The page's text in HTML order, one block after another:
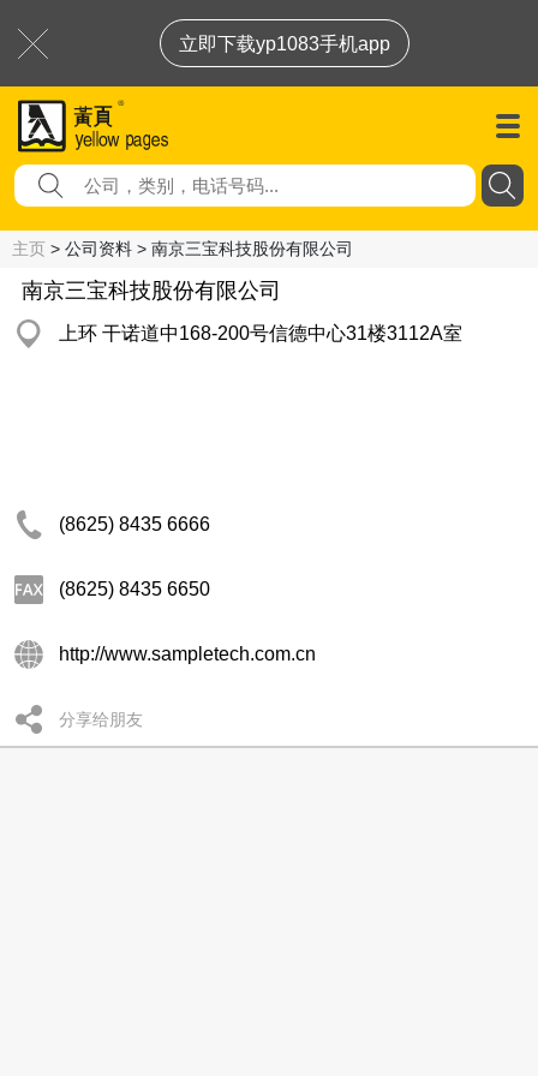
立即下载yp1083手机app
主页 > 公司资料 > 南京三宝科技股份有限公司
南京三宝科技股份有限公司
上环 干诺道中168-200号信德中心31楼3112A室
(8625) 8435 6666
(8625) 8435 6650
http://www.sampletech.com.cn
分享给朋友